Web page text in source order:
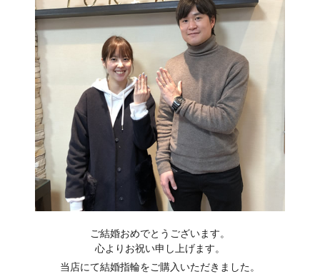
ご結婚おめでとうございます。
心よりお祝い申し上げます。
当店にて結婚指輪をご購入いただきました。